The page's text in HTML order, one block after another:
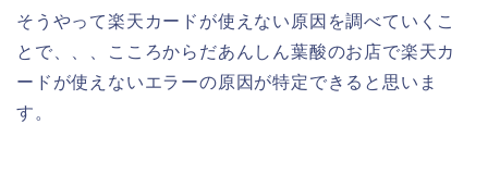
そうやって楽天カードが使えない原因を調べていくこ
とで、、、こころからだあんしん葉酸のお店で楽天カ
ードが使えないエラーの原因が特定できると思いま
す。